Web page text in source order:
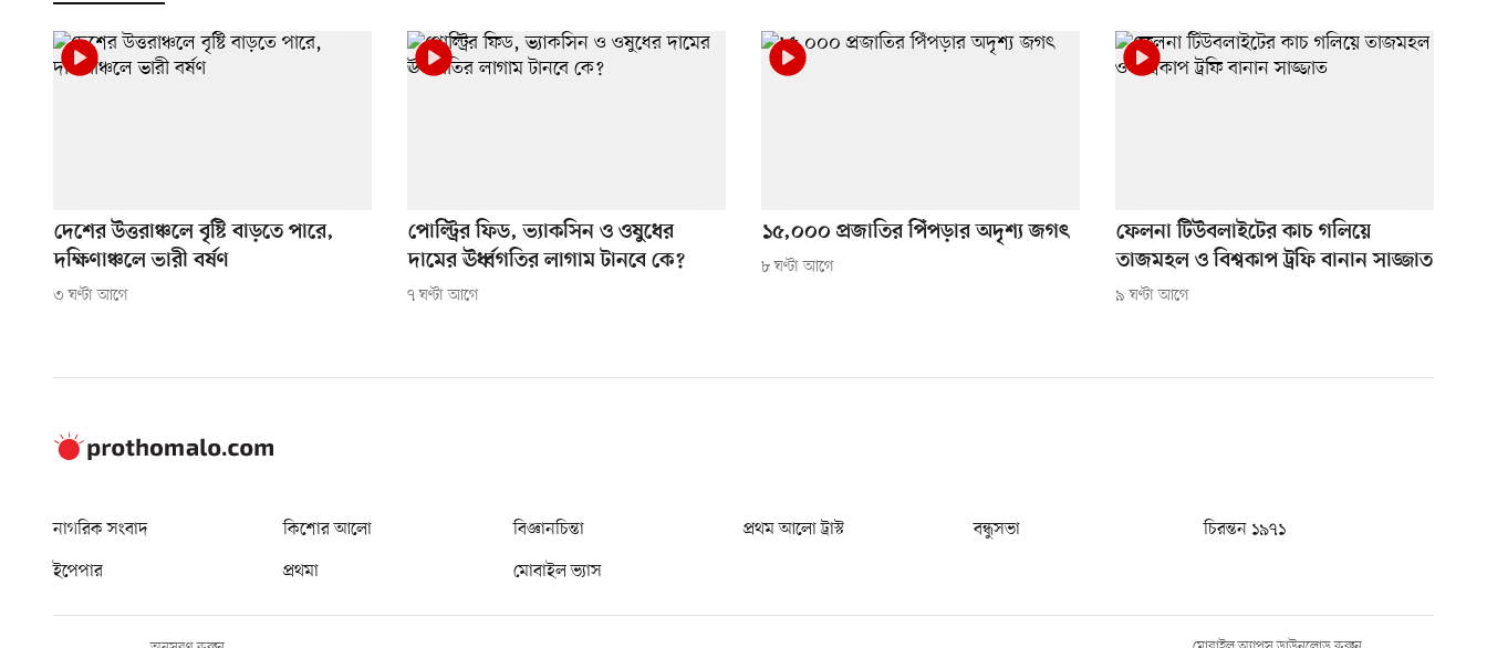
দেশের উত্তরাঞ্চলে বৃষ্টি বাড়তে পারে,
দক্ষিণাঞ্চলে ভারী বর্ষণ
৩ ঘণ্টা আগে
পোল্ট্রির ফিড, ভ্যাকসিন ও ওষুধের
দামের ঊর্ধ্বগতির লাগাম টানবে কে?
৭ ঘণ্টা আগে
১৫,০০০ প্রজাতির পিঁপড়ার অদৃশ্য জগৎ
৮ ঘণ্টা আগে
ফেলনা টিউবলাইটের কাচ গলিয়ে
তাজমহল ও বিশ্বকাপ ট্রফি বানান সাজ্জাত
৯ ঘণ্টা আগে
নাগরিক সংবাদ কিশোর আলো বিজ্ঞানচিন্তা প্রথম আলো ট্রাস্ট বন্ধুসভা
চিরন্তন ১৯৭১
ইপেপার
প্রথমা মোবাইল ভ্যাস